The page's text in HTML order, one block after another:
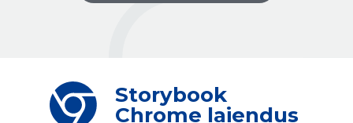
Storybook
Chrome laiendus